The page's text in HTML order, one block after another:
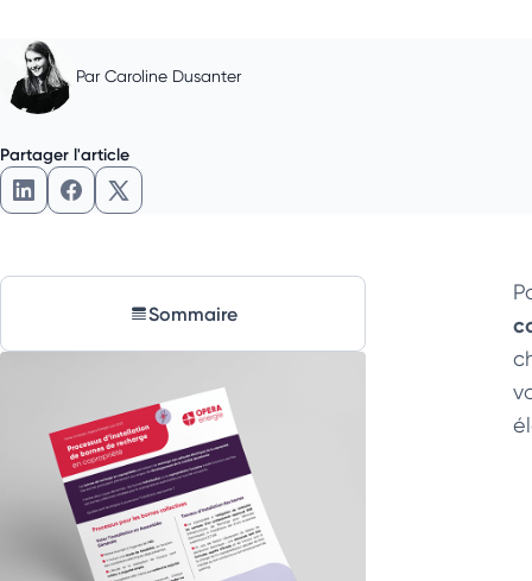
Par Caroline Dusanter
Partager l'article
Partager l'article sur LinkedIn
Partager l'article sur Facebook
Partager l'article sur X
Sommaire